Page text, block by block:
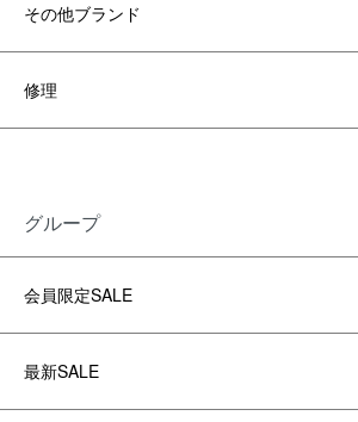
その他ブランド
修理
グループ
会員限定SALE
最新SALE